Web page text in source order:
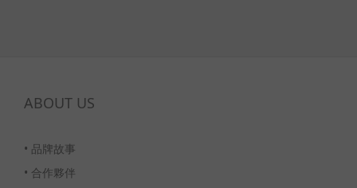
ABOUT US
• 品牌故事
• 合作夥伴